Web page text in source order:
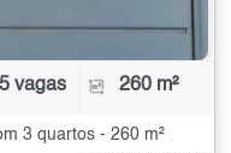
5 vagas 260 m²
3 quartos - 260 m²